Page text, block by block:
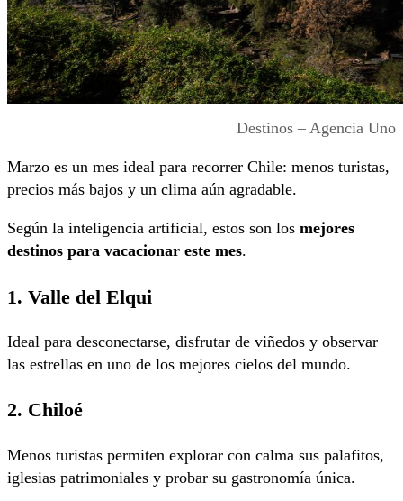
Destinos – Agencia Uno
Marzo es un mes ideal para recorrer Chile: menos turistas,
precios más bajos y un clima aún agradable.
Según la inteligencia artificial, estos son los mejores
destinos para vacacionar este mes.
1. Valle del Elqui
Ideal para desconectarse, disfrutar de viñedos y observar
las estrellas en uno de los mejores cielos del mundo.
2. Chiloé
Menos turistas permiten explorar con calma sus palafitos,
iglesias patrimoniales y probar su gastronomía única.